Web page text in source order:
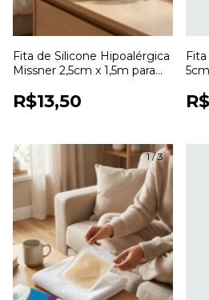
Fita de Silicone Hipoalérgica
Missner 2,5cm x 1,5m para
R$13,50
1/3